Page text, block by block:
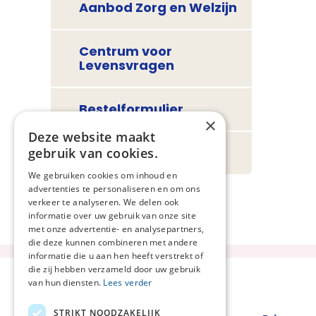
Aanbod Zorg en Welzijn
Centrum voor
Levensvragen
Bestelformulier
Agenda
×
Deze website maakt
gebruik van cookies.
We gebruiken cookies om inhoud en
advertenties te personaliseren en om ons
verkeer te analyseren. We delen ook
informatie over uw gebruik van onze site
met onze advertentie- en analysepartners,
die deze kunnen combineren met andere
informatie die u aan hen heeft verstrekt of
die zij hebben verzameld door uw gebruik
van hun diensten. Lees verder
STRIKT NOODZAKELIJK